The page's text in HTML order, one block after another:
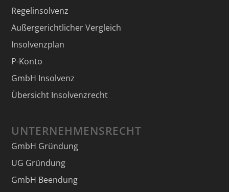
Regelinsolvenz
Außergerichtlicher Vergleich
Insolvenzplan
P-Konto
GmbH Insolvenz
Übersicht Insolvenzrecht
UNTERNEHMENSRECHT
GmbH Gründung
UG Gründung
GmbH Beendung